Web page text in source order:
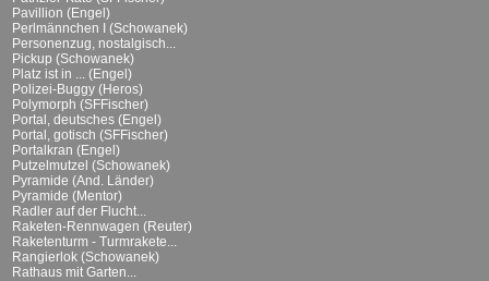
Pavillion (Engel)
Perlmännchen I (Schowanek)
Personenzug, nostalgisch...
Pickup (Schowanek)
Platz ist in ... (Engel)
Polizei-Buggy (Heros)
Polymorph (SFFischer)
Portal, deutsches (Engel)
Portal, gotisch (SFFischer)
Portalkran (Engel)
Putzelmutzel (Schowanek)
Pyramide (And. Länder)
Pyramide (Mentor)
Radler auf der Flucht...
Raketen-Rennwagen (Reuter)
Raketenturm - Turmrakete...
Rangierlok (Schowanek)
Rathaus mit Garten...